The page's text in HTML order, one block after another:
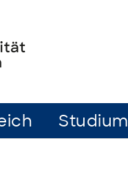
Studium